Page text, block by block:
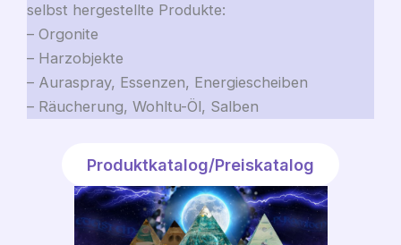
selbst hergestellte Produkte:
– Orgonite
– Harzobjekte
– Auraspray, Essenzen, Energiescheiben
– Räucherung, Wohltu-Öl, Salben
Produktkatalog/Preiskatalog